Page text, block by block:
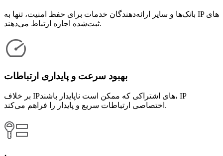
بانک‌ها و سایر ارائه‌دهندگان خدمات برای حفظ امنیت، تنها به IP های
ثبت‌شده اجازه ارتباط می‌دهند.
بهبود سرعت و پایداری ارتباطات
بر خلاف IPهای اشتراکی که ممکن است ناپایدار باشند، IP
اختصاصی ارتباطات سریع‌ و پایدار را فراهم می‌کند.